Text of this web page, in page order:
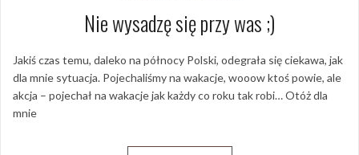
Nie wysadzę się przy was ;)
Jakiś czas temu, daleko na północy Polski, odegrała się ciekawa, jak
dla mnie sytuacja. Pojechaliśmy na wakacje, wooow ktoś powie, ale
akcja – pojechał na wakacje jak każdy co roku tak robi… Otóż dla
mnie